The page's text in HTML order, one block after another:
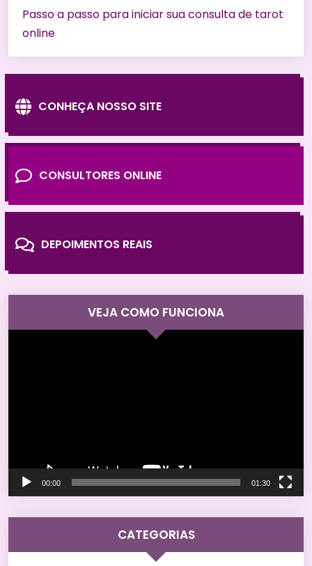
Passo a passo para iniciar sua consulta de tarot
online
CONHEÇA NOSSO SITE
CONSULTORES ONLINE
DEPOIMENTOS REAIS
VEJA COMO FUNCIONA
00:00 01:30
CATEGORIAS